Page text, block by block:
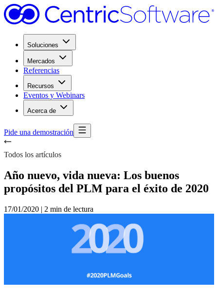
Soluciones
Mercados
Referencias
Recursos
Eventos y Webinars
Acerca de
Pide una demostración
Todos los artículos
Año nuevo, vida nueva: Los buenos
propósitos del PLM para el éxito de 2020
17/01/2020 | 2 min de lectura